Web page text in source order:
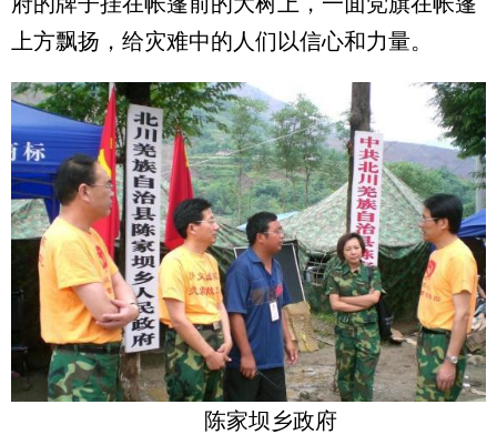
上方飘扬，给灾难中的人们以信心和力量。
陈家坝乡政府